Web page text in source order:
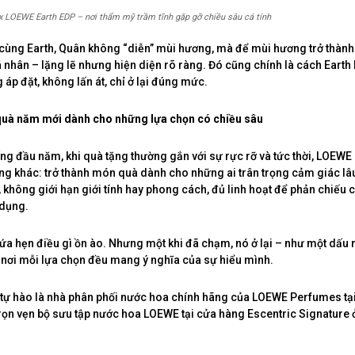
LOEWE Earth EDP – nơi thẩm mỹ trầm tĩnh gặp gỡ chiều sâu cá tính
Earth, Quân không “diễn” mùi hương, mà để mùi hương trở
nhân – lặng lẽ nhưng hiện diện rõ ràng. Đó cũng chính là cách Earth
áp đặt, không lấn át, chỉ ở lại đúng mức.
năm mới dành cho những lựa chọn có chiều sâu
đầu năm, khi quà tặng thường gắn với sự rực rỡ và tức thời, LOEWE
khác: trở thành món quà dành cho những ai trân trọng cảm giác
giới hạn giới tính hay phong cách, đủ linh hoạt để phản chiếu
hẹn điều gì ồn ào. Nhưng một khi đã chạm, nó ở lại – như một dấu
mỗi lựa chọn đều mang ý nghĩa của sự hiểu mình.
hào là nhà phân phối nước hoa chính hãng của LOEWE Perfumes
vẹn bộ sưu tập nước hoa LOEWE tại cửa hàng Escentric Signature